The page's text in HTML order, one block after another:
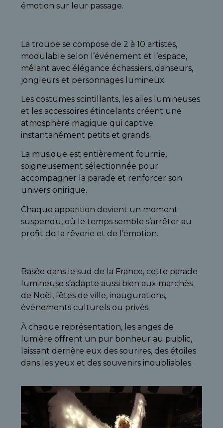
émotion sur leur passage.
La troupe se compose de 2 à 10 artistes,
modulable selon l’événement et l’espace,
mêlant avec élégance échassiers, danseurs,
jongleurs et personnages lumineux.
Les costumes scintillants, les ailes lumineuses
et les accessoires étincelants créent une
atmosphère magique qui captive
instantanément petits et grands.
La musique est entièrement fournie,
soigneusement sélectionnée pour
accompagner la parade et renforcer son
univers onirique.
Chaque apparition devient un moment
suspendu, où le temps semble s’arrêter au
profit de la rêverie et de l’émotion.
Basée dans le sud de la France, cette parade
lumineuse s’adapte aussi bien aux marchés
de Noël, fêtes de ville, inaugurations,
événements culturels ou privés.
À chaque représentation, les anges de
lumière offrent un pur bonheur au public,
laissant derrière eux des sourires, des étoiles
dans les yeux et des souvenirs inoubliables.